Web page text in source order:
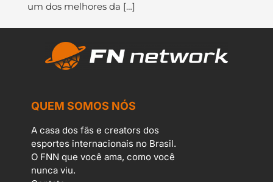
um dos melhores da […]
QUEM SOMOS NÓS
A casa dos fãs e creators dos
esportes internacionais no Brasil.
O FNN que você ama, como você
nunca viu.